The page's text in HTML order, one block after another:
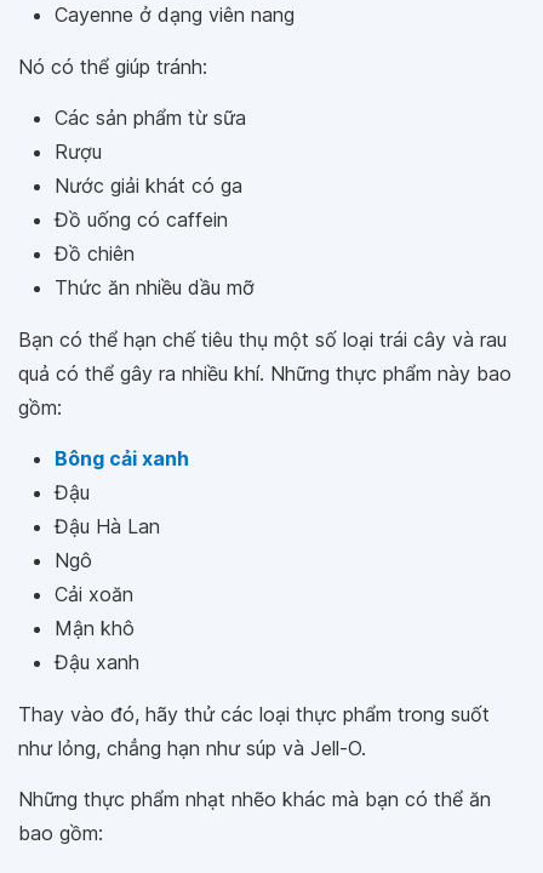
Cayenne ở dạng viên nang
Nó có thể giúp tránh:
Các sản phẩm từ sữa
Rượu
Nước giải khát có ga
Đồ uống có caffein
Đồ chiên
Thức ăn nhiều dầu mỡ
Bạn có thể hạn chế tiêu thụ một số loại trái cây và rau
quả có thể gây ra nhiều khí. Những thực phẩm này bao
gồm:
Bông cải xanh
Đậu
Đậu Hà Lan
Ngô
Cải xoăn
Mận khô
Đậu xanh
Thay vào đó, hãy thử các loại thực phẩm trong suốt
như lỏng, chẳng hạn như súp và Jell-O.
Những thực phẩm nhạt nhẽo khác mà bạn có thể ăn
bao gồm: